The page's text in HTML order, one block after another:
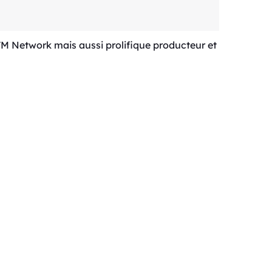
Network mais aussi prolifique producteur et